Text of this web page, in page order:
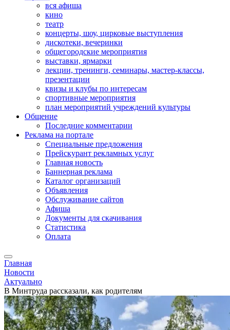
вся афиша
кино
театр
концерты, шоу, цирковые выступления
дискотеки, вечеринки
общегородские мероприятия
выставки, ярмарки
лекции, тренинги, семинары, мастер-классы,
презентации
квизы и клубы по интересам
спортивные мероприятия
план мероприятий учреждений культуры
Общение
Последние комментарии
Реклама на портале
Специальные предложения
Прейскурант рекламных услуг
Главная новость
Баннерная реклама
Каталог организаций
Объявления
Обслуживание сайтов
Афиша
Документы для скачивания
Статистика
Оплата
Главная
Новости
Актуально
В Минтруда рассказали, как родителям